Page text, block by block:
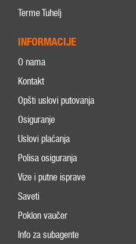
Terme Tuhelj
INFORMACIJE
O nama
Kontakt
Opšti uslovi putovanja
Osiguranje
Uslovi plaćanja
Polisa osiguranja
Vize i putne isprave
Saveti
Poklon vaučer
Info za subagente